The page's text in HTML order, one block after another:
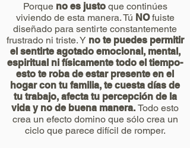
Porque no es justoque continúes
viviendo de esta manera. Tú NOfuiste
diseñado para sentirte constantemente
frustrado ni triste. Y no te puedes permitir
el sentirte agotado emocional, mental,
espiritual ni físicamente todo el tiempo-
esto te roba de estar presente en el
hogar con tu familia, te cuesta días de
tu trabajo, afecta tu percepción de la
vida y no de buena manera. Todo esto
crea un efecto domino que sólo crea un
ciclo que parece difícil de romper.